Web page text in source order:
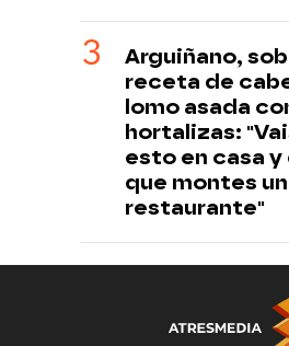
Arguiñano,
receta de
lomo asada
hortalizas:
esto en casa y
que montes un
restaurante"